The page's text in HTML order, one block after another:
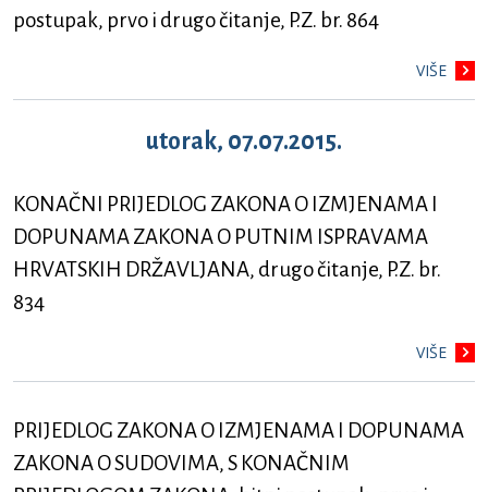
postupak, prvo i drugo čitanje, P.Z. br. 864
VIŠE
utorak, 07.07.2015.
KONAČNI PRIJEDLOG ZAKONA O IZMJENAMA I
DOPUNAMA ZAKONA O PUTNIM ISPRAVAMA
HRVATSKIH DRŽAVLJANA, drugo čitanje, P.Z. br.
834
VIŠE
PRIJEDLOG ZAKONA O IZMJENAMA I DOPUNAMA
ZAKONA O SUDOVIMA, S KONAČNIM